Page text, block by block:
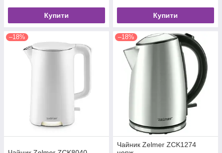
Купити Купити
–18% –18%
Чайник Zelmer ZCK1274